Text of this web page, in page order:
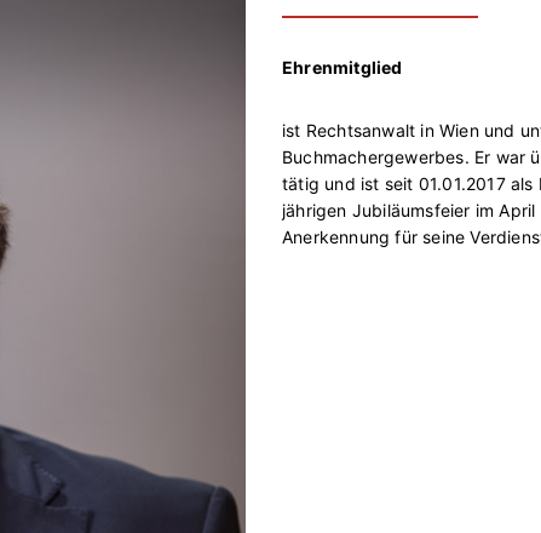
Ehrenmitglied
ist Rechtsanwalt in Wien und
Buchmachergewerbes. Er war
tätig und ist seit 01.01.2017
jährigen Jubiläumsfeier im
Anerkennung für seine